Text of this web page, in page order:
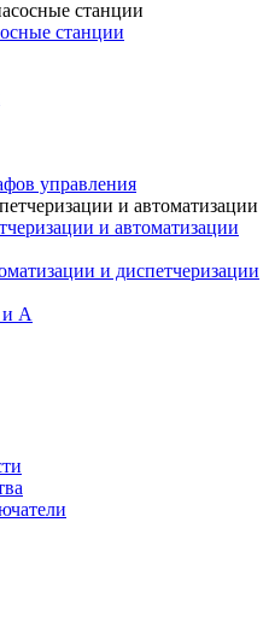
станции
управления
и автоматизации
и диспетчеризации
и А